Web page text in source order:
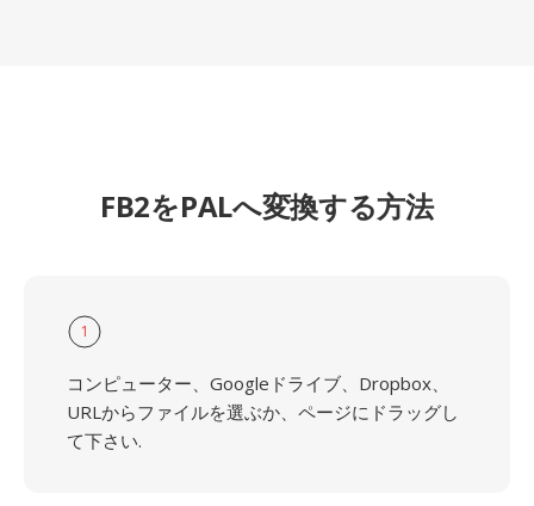
FB2をPALへ変換する方法
1
コンピューター、Googleドライブ、Dropbox、
URLからファイルを選ぶか、ページにドラッグし
て下さい.